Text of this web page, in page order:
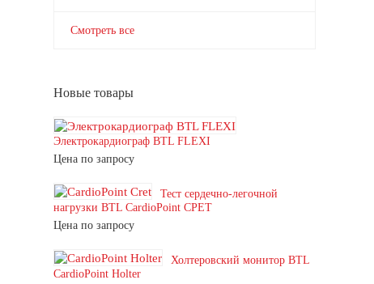
Смотреть все
Новые товары
Электрокардиограф BTL FLEXI
Цена по запросу
Тест сердечно-легочной
нагрузки BTL CardioPoint CPET
Цена по запросу
Холтеровский монитор BTL
CardioPoint Holter